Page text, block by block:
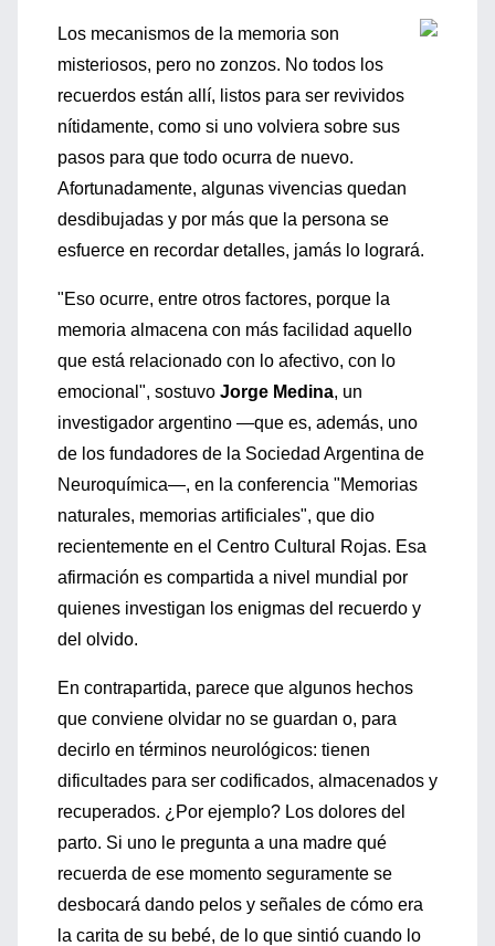
Los mecanismos de la memoria son
misteriosos, pero no zonzos. No todos los
recuerdos están allí, listos para ser revividos
nítidamente, como si uno volviera sobre sus
pasos para que todo ocurra de nuevo.
Afortunadamente, algunas vivencias quedan
desdibujadas y por más que la persona se
esfuerce en recordar detalles, jamás lo logrará.
"Eso ocurre, entre otros factores, porque la
memoria almacena con más facilidad aquello
que está relacionado con lo afectivo, con lo
emocional", sostuvo Jorge Medina, un
investigador argentino —que es, además, uno
de los fundadores de la Sociedad Argentina de
Neuroquímica—, en la conferencia "Memorias
naturales, memorias artificiales", que dio
recientemente en el Centro Cultural Rojas. Esa
afirmación es compartida a nivel mundial por
quienes investigan los enigmas del recuerdo y
del olvido.
En contrapartida, parece que algunos hechos
que conviene olvidar no se guardan o, para
decirlo en términos neurológicos: tienen
dificultades para ser codificados, almacenados y
recuperados. ¿Por ejemplo? Los dolores del
parto. Si uno le pregunta a una madre qué
recuerda de ese momento seguramente se
desbocará dando pelos y señales de cómo era
la carita de su bebé, de lo que sintió cuando lo